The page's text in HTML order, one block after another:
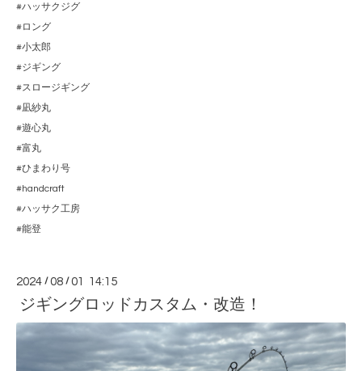
#ハッサクジグ
#ロング
#小太郎
#ジギング
#スロージギング
#凪紗丸
#遊心丸
#富丸
#ひまわり号
#handcraft
#ハッサク工房
#能登
2024 /08 /01 14:15
ジギングロッドカスタム・改造！